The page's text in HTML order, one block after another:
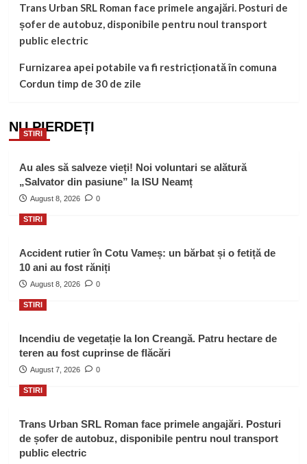
Trans Urban SRL Roman face primele angajări. Posturi de
șofer de autobuz, disponibile pentru noul transport
public electric
Furnizarea apei potabile va fi restricționată în comuna
Cordun timp de 30 de zile
NU PIERDEȚI
STIRI
Au ales să salveze vieți! Noi voluntari se alătură
„Salvator din pasiune” la ISU Neamț
August 8, 2026 0
STIRI
Accident rutier în Cotu Vameș: un bărbat și o fetiță de
10 ani au fost răniți
August 8, 2026 0
STIRI
Incendiu de vegetație la Ion Creangă. Patru hectare de
teren au fost cuprinse de flăcări
August 7, 2026 0
STIRI
Trans Urban SRL Roman face primele angajări. Posturi
de șofer de autobuz, disponibile pentru noul transport
public electric